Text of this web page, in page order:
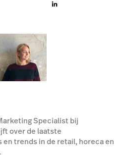
Specialist bij
over de laatste
trends in de retail, horeca en